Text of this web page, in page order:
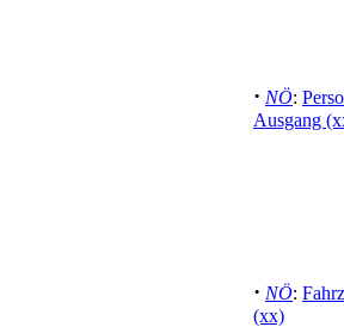
· NÖ:
Ausgang
· NÖ:
(xx)